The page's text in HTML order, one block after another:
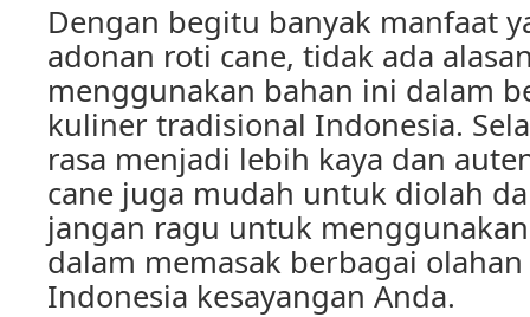
Dengan begitu banyak manfaat
adonan roti cane, tidak ada
menggunakan bahan ini dalam
kuliner tradisional Indonesia.
rasa menjadi lebih kaya dan
cane juga mudah untuk diolah
jangan ragu untuk
dalam memasak berbagai
Indonesia kesayangan Anda.